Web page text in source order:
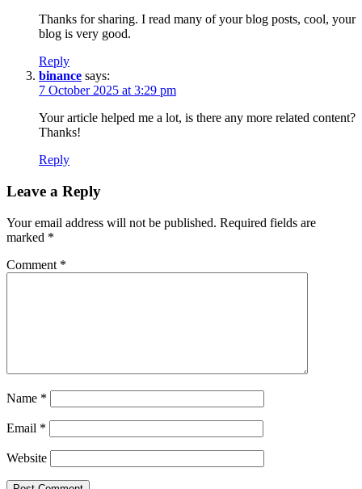
Thanks for sharing. I read many of your blog posts, cool, your
blog is very good.
Reply
binance says:
7 October 2025 at 3:29 pm
Your article helped me a lot, is there any more related content?
Thanks!
Reply
Leave a Reply
Your email address will not be published. Required fields are
marked *
Comment *
Name *
Email *
Website